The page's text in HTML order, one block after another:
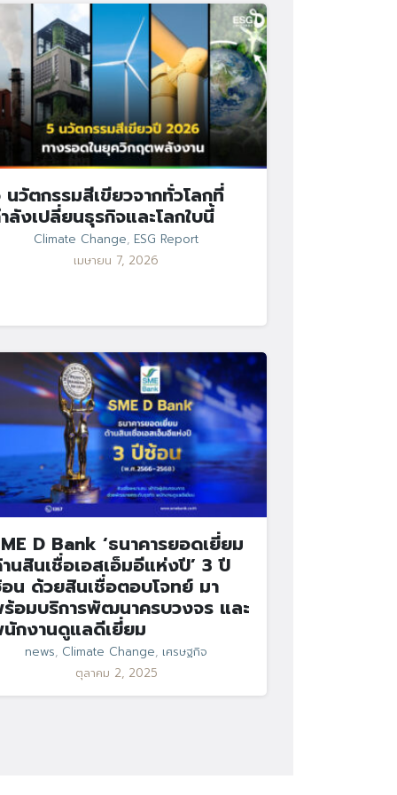
นวัตกรรมสีเขียวจากทั่วโลกที่
ลังเปลี่ยนธุรกิจและโลกใบนี้
Climate Change, ESG Report
เมษายน 7, 2026
D Bank ‘ธนาคารยอดเยี่ยม
นสินเชื่อเอสเอ็มอีแห่งปี’ 3 ปี
น ด้วยสินเชื่อตอบโจทย์ มา
อมบริการพัฒนาครบวงจร และ
กงานดูแลดีเยี่ยม
news, Climate Change, เศรษฐกิจ
ตุลาคม 2, 2025